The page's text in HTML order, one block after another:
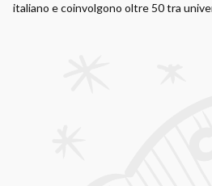
italiano e coinvolgono oltre 50 tra